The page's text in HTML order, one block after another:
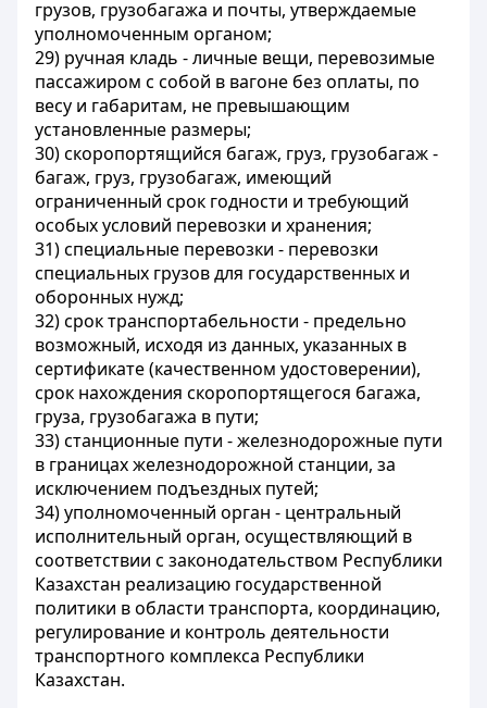
грузов, грузобагажа и почты, утверждаемые
уполномоченным органом;
29) ручная кладь - личные вещи, перевозимые
пассажиром с собой в вагоне без оплаты, по
весу и габаритам, не превышающим
установленные размеры;
30)скоропортящийся багаж, груз, грузобагаж-
багаж, груз, грузобагаж, имеющий
ограниченный срок годности и требующий
особых условий перевозки и хранения;
31)специальные перевозки - перевозки
специальных грузов для государственных и
оборонных нужд;
32)срок транспортабельности - предельно
возможный, исходя из данных, указанных в
сертификате (качественном удостоверении),
срок нахождения скоропортящегося багажа,
груза, грузобагажа в пути;
33)станционные пути - железнодорожные пути
в границах железнодорожной станции, за
исключением подъездных путей;
34)уполномоченный орган - центральный
исполнительный орган, осуществляющий в
соответствии с законодательством Республики
Казахстан реализацию государственной
политики в области транспорта, координацию,
регулирование и контроль деятельности
транспортного комплекса Республики
Казахстан.